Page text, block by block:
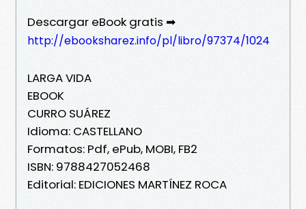
Descargar eBook gratis ➡
http://ebooksharez.info/pl/libro/97374/1024
LARGA VIDA
EBOOK
CURRO SUÁREZ
Idioma: CASTELLANO
Formatos: Pdf, ePub, MOBI, FB2
ISBN: 9788427052468
Editorial: EDICIONES MARTÍNEZ ROCA